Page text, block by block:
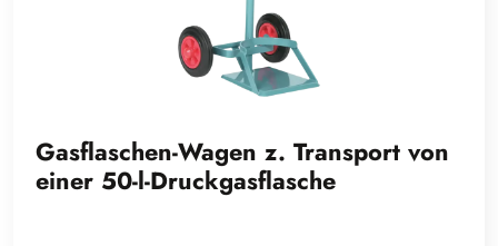
Gasflaschen-Wagen z. Transport von
einer 50-l-Druckgasflasche